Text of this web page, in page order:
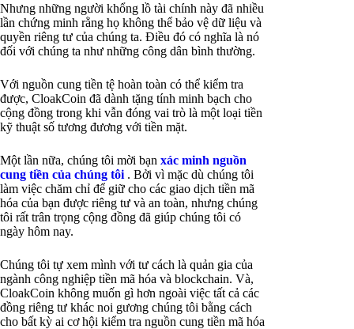
Nhưng những người khổng lồ tài chính này đã nhiều
lần chứng minh rằng họ không thể bảo vệ dữ liệu và
quyền riêng tư của chúng ta. Điều đó có nghĩa là nó
đối với chúng ta như những công dân bình thường.
Với nguồn cung tiền tệ hoàn toàn có thể kiểm tra
được, CloakCoin đã dành tặng tính minh bạch cho
cộng đồng trong khi vẫn đóng vai trò là một loại tiền
kỹ thuật số tương đương với tiền mặt.
Một lần nữa, chúng tôi mời bạn xác minh nguồn
cung tiền của chúng tôi . Bởi vì mặc dù chúng tôi
làm việc chăm chỉ để giữ cho các giao dịch tiền mã
hóa của bạn được riêng tư và an toàn, nhưng chúng
tôi rất trân trọng cộng đồng đã giúp chúng tôi có
ngày hôm nay.
Chúng tôi tự xem mình với tư cách là quản gia của
ngành công nghiệp tiền mã hóa và blockchain. Và,
CloakCoin không muốn gì hơn ngoài việc tất cả các
đồng riêng tư khác noi gương chúng tôi bằng cách
cho bất kỳ ai cơ hội kiểm tra nguồn cung tiền mã hóa